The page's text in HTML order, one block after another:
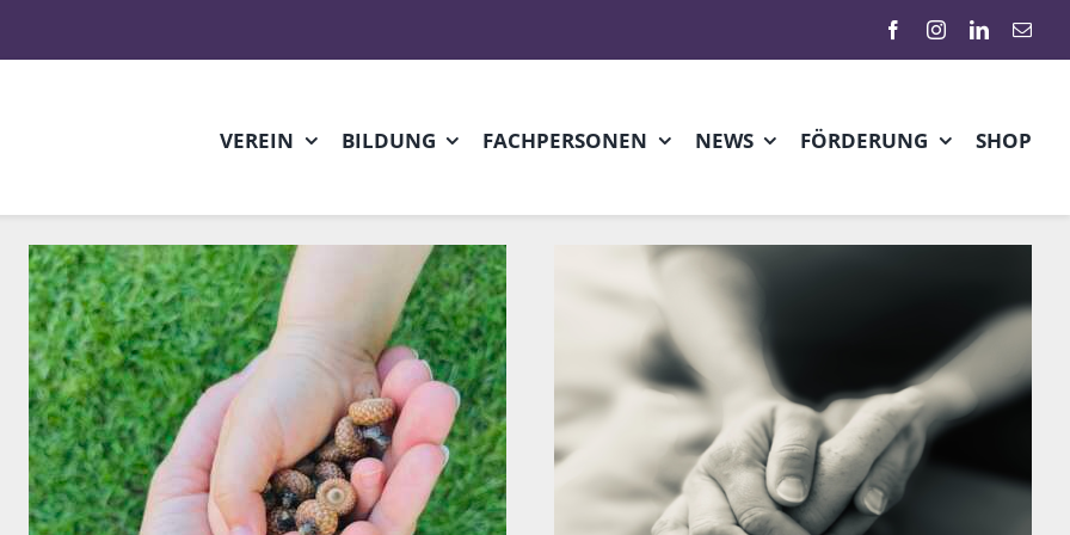
VEREIN BILDUNG FACHPERSONEN NEWS FÖRDERUNG SHOP